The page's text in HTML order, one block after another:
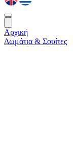
Αρχική
Δωμάτια & Σουίτες